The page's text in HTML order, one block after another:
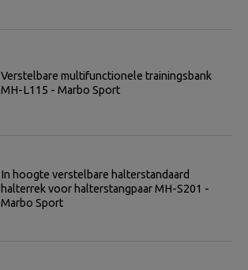
Verstelbare multifunctionele trainingsbank
MH-L115 - Marbo Sport
In hoogte verstelbare halterstandaard
halterrek voor halterstangpaar MH-S201 -
Marbo Sport